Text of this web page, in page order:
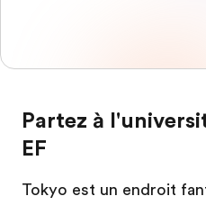
Partez à
EF
Tokyo est un endroit